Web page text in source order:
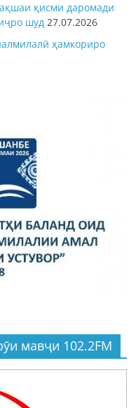
қисми даромади
шуд 27.07.2026
ҳамкориро
мавҷи 102.2FM